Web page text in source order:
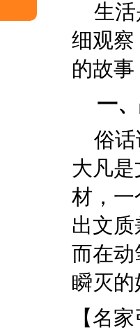
生
细观察
的故
一
俗
大凡
材，一
出文
而在动
瞬灭
【名